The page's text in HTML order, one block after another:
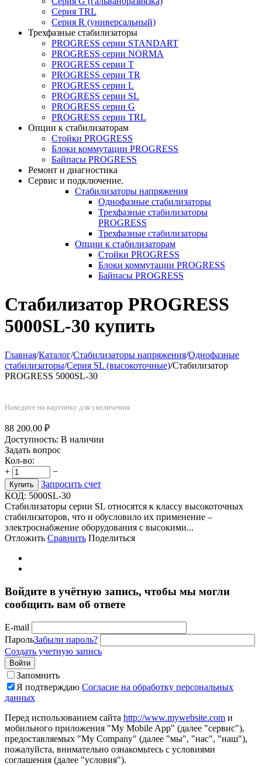
Серия TRL
Серия R (универсальный)
Трехфазные стабилизаторы
PROGRESS cерии STANDART
PROGRESS cерии NORMA
PROGRESS серии Т
PROGRESS серии ТR
PROGRESS серии L
PROGRESS серии SL
PROGRESS серии G
PROGRESS серии TRL
Опции к стабилизаторам
Стойки PROGRESS
Блоки коммутации PROGRESS
Байпасы PROGRESS
Ремонт и диагностика
Сервис и подключение.
Стабилизаторы напряжения
Однофазные стабилизаторы
Трехфазные стабилизаторы
PROGRESS
Трехфазные стабилизаторы
Опции к стабилизаторам
Стойки PROGRESS
Блоки коммутации PROGRESS
Байпасы PROGRESS
Стабилизатор PROGRESS
5000SL-30 купить
Главная/Каталог/Стабилизаторы напряжения/Однофазные
стабилизаторы/Серия SL (высокоточные)/Стабилизатор
PROGRESS 5000SL-30
Наведите на картинку для увеличения
88 200.00 ₽
Доступность: В наличии
Задать вопрос
Кол-во:
+
−
Купить
Запросить счет
КОД: 5000SL-30
Стабилизаторы серии SL относятся к класcу высокоточных
стабилизаторов, что и обусловило их применение –
электроснабжение оборудования с высокими...
Отложить Сравнить Поделиться
Войдите в учётную запись, чтобы мы могли
сообщить вам об ответе
E-mail
ПарольЗабыли пароль?
Создать учетную запись
Войти
Запомнить
Я подтверждаю Согласие на обработку персональных
данных
Перед использованием сайта http://www.mywebsite.com и
мобильного приложения "My Mobile App" (далее "сервис"),
предоставляемых "My Company" (далее "мы", "нас", "наш"),
пожалуйста, внимательно ознакомьтесь с условиями
соглашения (далее "условия").